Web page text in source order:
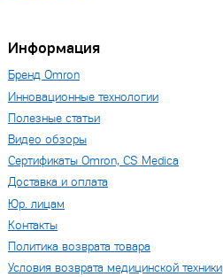
Информация
Бренд Omron
Инновационные технологии
Полезные статьи
Видео обзоры
Сертификаты Omron, CS Medica
Доставка и оплата
Юр. лицам
Контакты
Политика возврата товара
Условия возврата медицинской техники